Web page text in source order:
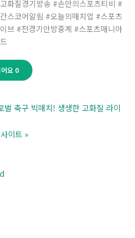
화질경기방송 #손안의스포츠티비 #
스코어알림 #오늘의매치업 #스포츠
브 #전경기안방중계 #스포츠매니아
요 0
벌 축구 빅매치! 생생한 고화질 라이
이트 »